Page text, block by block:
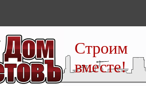
Строим
вместе!